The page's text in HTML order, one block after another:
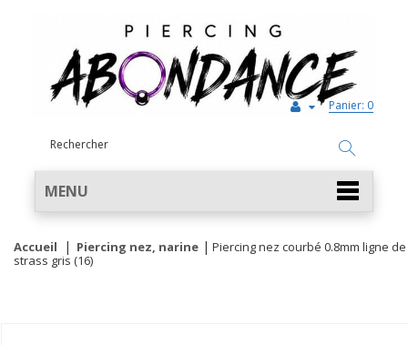
Panier: 0
MENU
Accueil Piercing nez, narine
Piercing nez courbé 0.8mm ligne de
strass gris (16)